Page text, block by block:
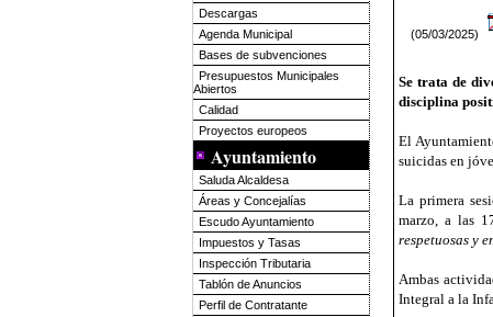
Descargas
Agenda Municipal
Bases de subvenciones
Presupuestos Municipales
Abiertos
Calidad
Proyectos europeos
Ayuntamiento
Saluda Alcaldesa
Áreas y Concejalías
Escudo Ayuntamiento
Impuestos y Tasas
Inspección Tributaria
Tablón de Anuncios
Perfil de Contratante
(05/03/2025)
Se trata de
disciplina
El
suicidas en
La primera
marzo, a las
respetuosas y
Ambas
Integral a la